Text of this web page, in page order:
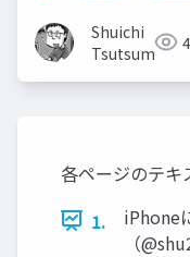
Shuichi
Tsutsumi
各ページのテキ
1.
iPhone
（